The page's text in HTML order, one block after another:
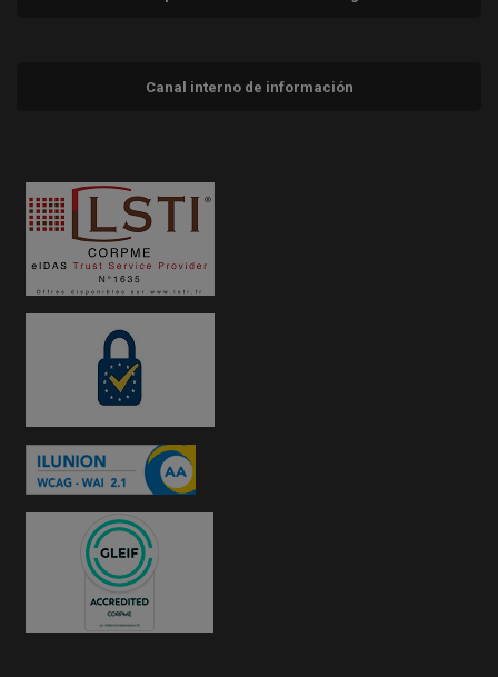
Canal interno de información